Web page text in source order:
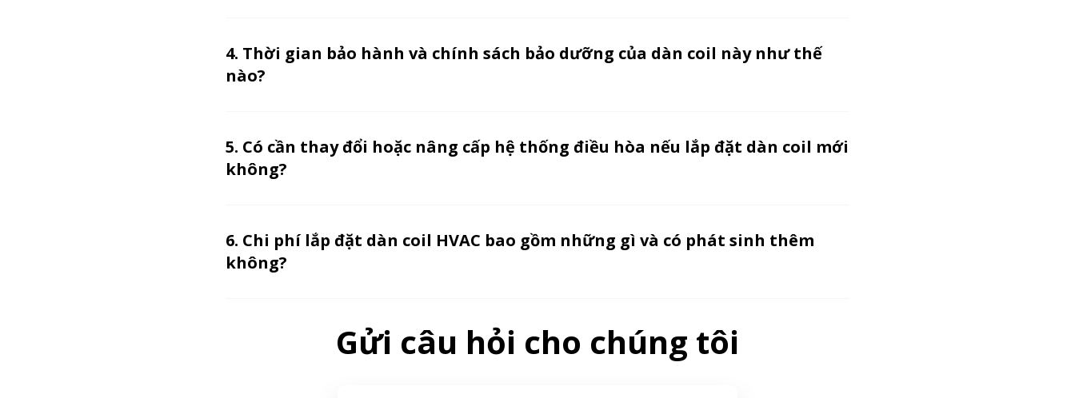
4. Thời gian bảo hành và chính sách bảo dưỡng của dàn coil này như thế
nào?
5. Có cần thay đổi hoặc nâng cấp hệ thống điều hòa nếu lắp đặt dàn coil mới
không?
6. Chi phí lắp đặt dàn coil HVAC bao gồm những gì và có phát sinh thêm
không?
Gửi câu hỏi cho chúng tôi